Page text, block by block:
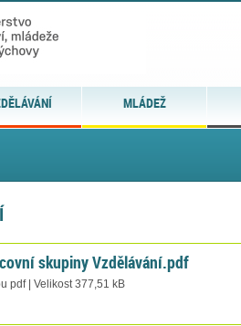
MLÁDEŽ
skupiny Vzdělávání.pdf
pdf | Velikost 377,51 kB